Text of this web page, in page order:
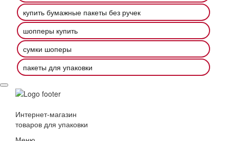
купить бумажные пакеты без ручек
шопперы купить
сумки шоперы
пакеты для упаковки
Интернет-магазин
товаров для упаковки